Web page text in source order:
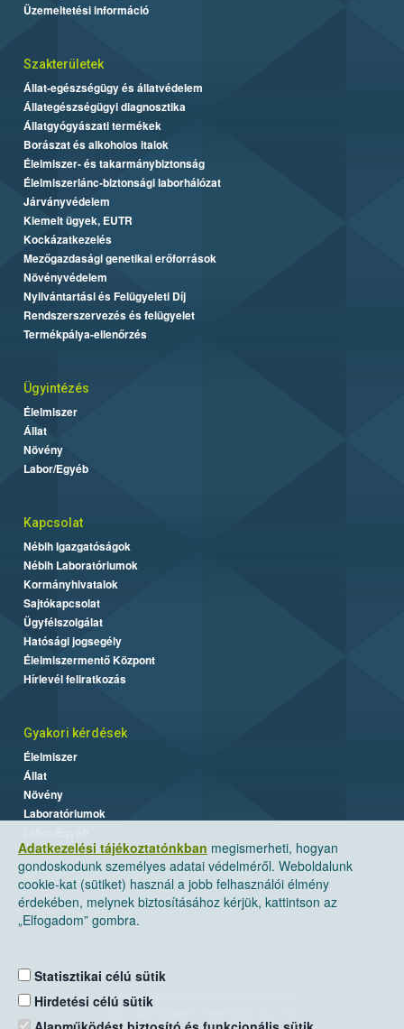
Adatkezelési tájékoztatónkban megismerheti, hogyan
gondoskodunk személyes adatai védelméről. Weboldalunk
cookie-kat (sütiket) használ a jobb felhasználói élmény
érdekében, melynek biztosításához kérjük, kattintson az
„Elfogadom” gombra.
Statisztikai célú sütik
Hirdetési célú sütik
Üzemeltetési információ
Szakterületek
Állat-egészségügy és állatvédelem
Állategészségügyi diagnosztika
Állatgyógyászati termékek
Borászat és alkoholos italok
Élelmiszer- és takarmánybiztonság
Élelmiszerlánc-biztonsági laborhálózat
Járványvédelem
Kiemelt ügyek, EUTR
Kockázatkezelés
Mezőgazdasági genetikai erőforrások
Növényvédelem
Nyilvántartási és Felügyeleti Díj
Rendszerszervezés és felügyelet
Termékpálya-ellenőrzés
Ügyintézés
Élelmiszer
Állat
Növény
Labor/Egyéb
Kapcsolat
Nébih Igazgatóságok
Nébih Laboratóriumok
Kormányhivatalok
Sajtókapcsolat
Ügyfélszolgálat
Hatósági jogsegély
Élelmiszermentő Központ
Hírlevél feliratkozás
Gyakori kérdések
Élelmiszer
Állat
Növény
Laboratóriumok
Nemzeti Élelmiszerlánc-biztonsági Hivatal